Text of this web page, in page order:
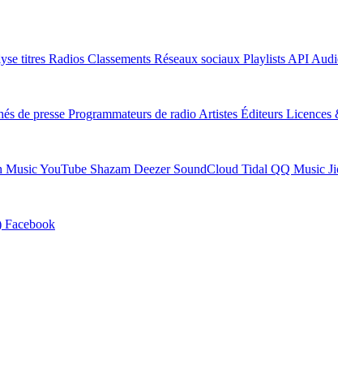
titres Radios Classements Réseaux sociaux Playlists API
de presse Programmateurs de radio Artistes Éditeurs Licences
MusicYouTube Shazam Deezer SoundCloud Tidal QQ Music
Facebook